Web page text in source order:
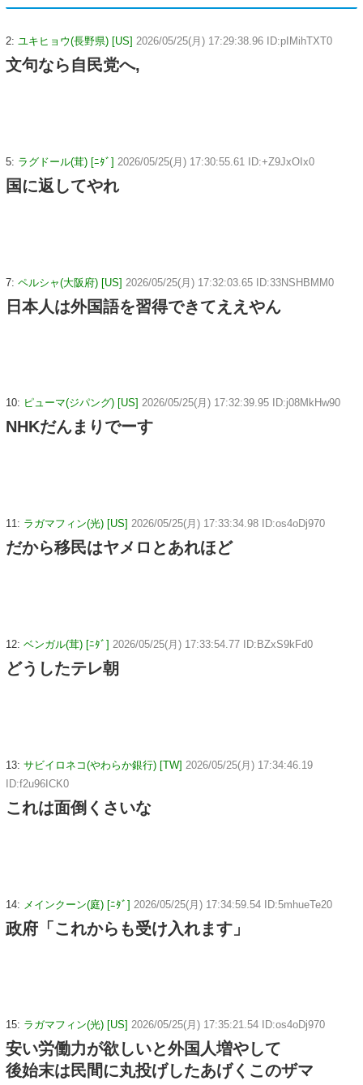
2: ユキヒョウ(長野県) [US] 2026/05/25(月) 17:29:38.96 ID:pIMihTXT0
文句なら自民党へ,
5: ラグドール(茸) [ﾆﾀﾞ] 2026/05/25(月) 17:30:55.61 ID:+Z9JxOIx0
国に返してやれ
7: ペルシャ(大阪府) [US] 2026/05/25(月) 17:32:03.65 ID:33NSHBMM0
日本人は外国語を習得できてええやん
10: ピューマ(ジパング) [US] 2026/05/25(月) 17:32:39.95 ID:j08MkHw90
NHKだんまりでーす
11: ラガマフィン(光) [US] 2026/05/25(月) 17:33:34.98 ID:os4oDj970
だから移民はヤメロとあれほど
12: ベンガル(茸) [ﾆﾀﾞ] 2026/05/25(月) 17:33:54.77 ID:BZxS9kFd0
どうしたテレ朝
13: サビイロネコ(やわらか銀行) [TW] 2026/05/25(月) 17:34:46.19
ID:f2u96ICK0
これは面倒くさいな
14: メインクーン(庭) [ﾆﾀﾞ] 2026/05/25(月) 17:34:59.54 ID:5mhueTe20
政府「これからも受け入れます」
15: ラガマフィン(光) [US] 2026/05/25(月) 17:35:21.54 ID:os4oDj970
安い労働力が欲しいと外国人増やして
後始末は民間に丸投げしたあげくこのザマ